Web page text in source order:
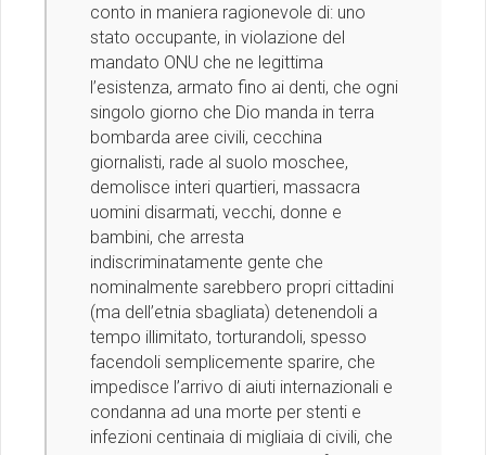
conto in maniera ragionevole di: uno
stato occupante, in violazione del
mandato ONU che ne legittima
l’esistenza, armato fino ai denti, che ogni
singolo giorno che Dio manda in terra
bombarda aree civili, cecchina
giornalisti, rade al suolo moschee,
demolisce interi quartieri, massacra
uomini disarmati, vecchi, donne e
bambini, che arresta
indiscriminatamente gente che
nominalmente sarebbero propri cittadini
(ma dell’etnia sbagliata) detenendoli a
tempo illimitato, torturandoli, spesso
facendoli semplicemente sparire, che
impedisce l’arrivo di aiuti internazionali e
condanna ad una morte per stenti e
infezioni centinaia di migliaia di civili, che